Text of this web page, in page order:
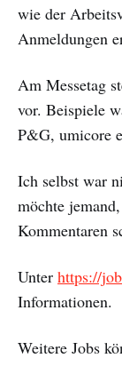
wie der
Anmeldungen
Am Messetag
vor. Beispiele
P&G, umicore
Ich selbst war
möchte
Kommentaren
Unter https://
Informationen.
Weitere Jobs